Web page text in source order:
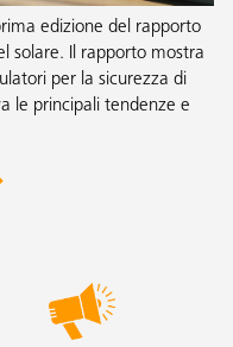
edizione del rapporto
solare. Il rapporto mostra
per la sicurezza di
le principali tendenze e